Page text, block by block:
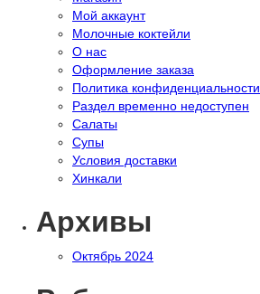
Мой аккаунт
Молочные коктейли
О нас
Оформление заказа
Политика конфиденциальности
Раздел временно недоступен
Салаты
Супы
Условия доставки
Хинкали
Архивы
Октябрь 2024